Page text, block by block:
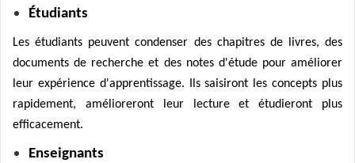
Étudiants
Les étudiants peuvent condenser des chapitres de livres, des
documents de recherche et des notes d'étude pour améliorer
leur expérience d'apprentissage. Ils saisiront les concepts plus
rapidement, amélioreront leur lecture et étudieront plus
efficacement.
Enseignants